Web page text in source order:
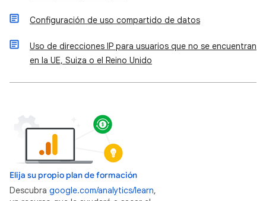
Configuración de uso compartido de datos
Uso de direcciones IP para usuarios que no se encuentran
en la UE, Suiza o el Reino Unido
Elija su propio plan de formación
Descubra google.com/analytics/learn,